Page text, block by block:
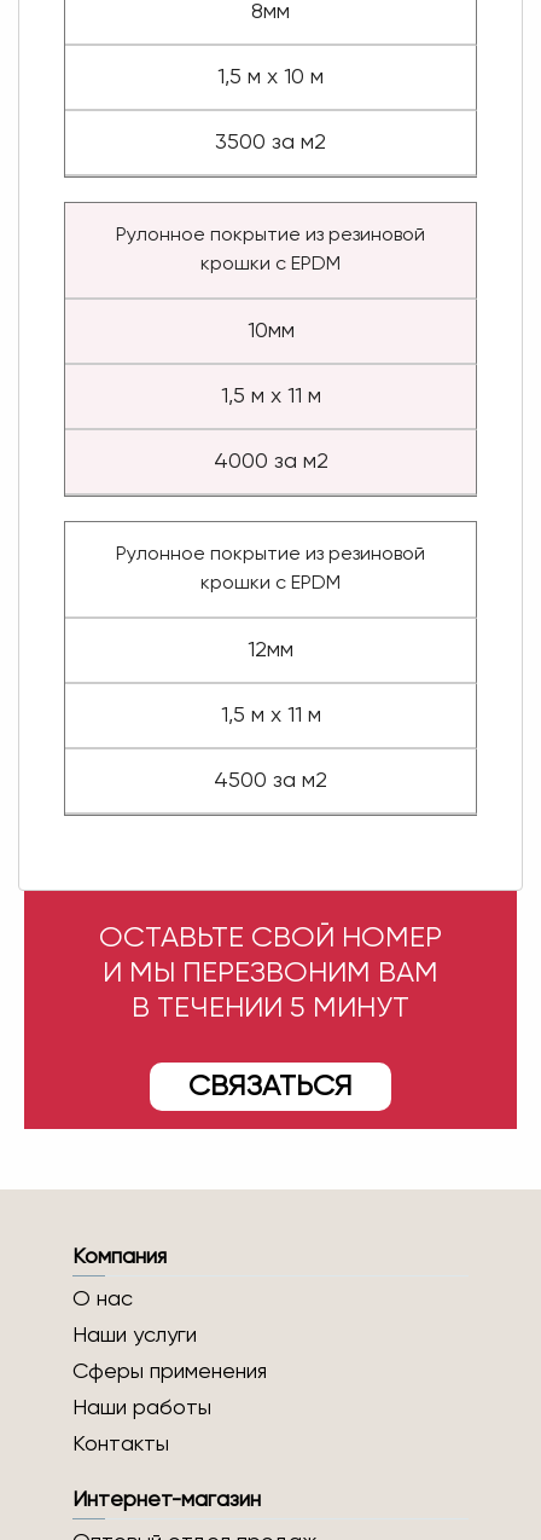
8мм
1,5 м х 10 м
3500 за м2
Рулонное покрытие из резиновой
крошки с EPDM
10мм
1,5 м х 11 м
4000 за м2
Рулонное покрытие из резиновой
крошки с EPDM
12мм
1,5 м х 11 м
4500 за м2
ОСТАВЬТЕ СВОЙ НОМЕР
И МЫ ПЕРЕЗВОНИМ ВАМ
В ТЕЧЕНИИ 5 МИНУТ
СВЯЗАТЬСЯ
Компания
О нас
Наши услуги
Сферы применения
Наши работы
Контакты
Интернет-магазин